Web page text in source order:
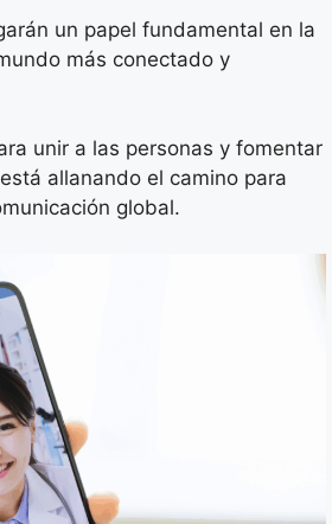
un papel fundamental en la
más conectado y
unir a las personas y fomentar
allanando el camino para
global.